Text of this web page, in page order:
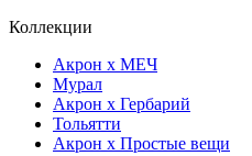
Коллекции
Акрон x МЕЧ
Мурал
Акрон x Гербарий
Тольятти
Акрон x Простые вещи